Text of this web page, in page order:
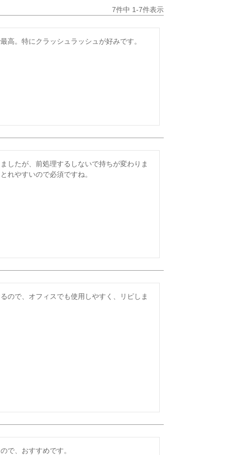
7件中 1-7件表示
高。特にクラッシュラッシュが好みです。
したが、前処理するしないで持ちが変わりま
れやすいので必須ですね。
ので、オフィスでも使用しやすく、リピしま
で、おすすめです。